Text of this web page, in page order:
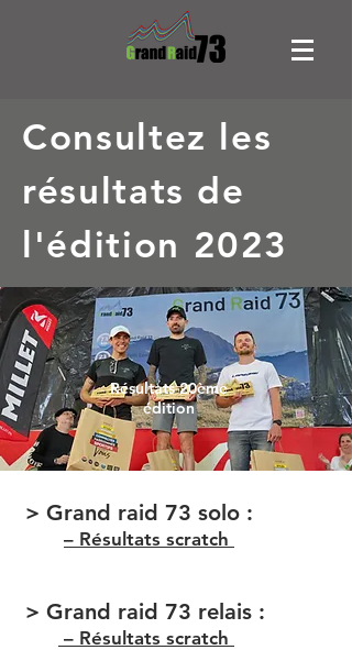
Consultez les
résultats de
l'édition 2023
Résultats 20ème
édition
> Grand raid 73 solo :
– Résultats scratch
> Grand raid 73 relais :
– Résultats scratch